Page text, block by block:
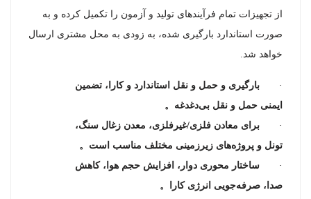
از تجهیزات تمام فرآیندهای تولید و آزمون را تکمیل کرده و به
صورت استاندارد بارگیری شده، به زودی به محل مشتری ارسال
خواهد شد.
·
بارگیری و حمل و نقل استاندارد و کارا، تضمین
ایمنی حمل و نقل بی‌دغدغه 。
·
برای معادن فلزی/غیرفلزی، معدن زغال سنگ،
تونل و پروژه‌های زیرزمینی مختلف مناسب است 。
·
ساختار محوری دوار، افزایش حجم هوا، کاهش
صدا، صرفه‌جویی انرژی کارا
。